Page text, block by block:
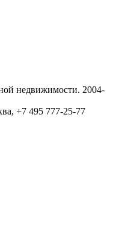
недвижимости. 2004-
+7 495 777-25-77